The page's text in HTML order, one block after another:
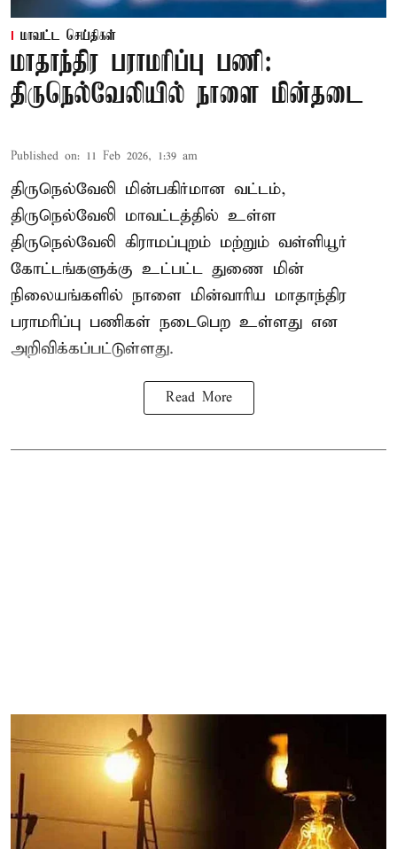
மாவட்ட செய்திகள்
மாதாந்திர பராமரிப்பு பணி:
திருநெல்வேலியில் நாளை மின்தடை
Published on: 11 Feb 2026, 1:39 am
திருநெல்வேலி மின்பகிர்மான வட்டம்,
திருநெல்வேலி மாவட்டத்தில் உள்ள
திருநெல்வேலி கிராமப்புறம் மற்றும் வள்ளியூர்
கோட்டங்களுக்கு உட்பட்ட துணை மின்
நிலையங்களில் நாளை மின்வாரிய மாதாந்திர
பராமரிப்பு பணிகள் நடைபெற உள்ளது என
அறிவிக்கப்பட்டுள்ளது.
Read More